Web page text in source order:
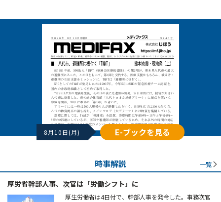
8月10日(月) E-ブックを見る
時事解説 一覧
厚労省幹部人事、次官は「労働シフト」に
厚生労働省は4日付で、幹部人事を発令した。事務次官